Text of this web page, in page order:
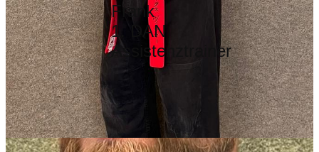
Frank
1. DAN
Assistenztrainer